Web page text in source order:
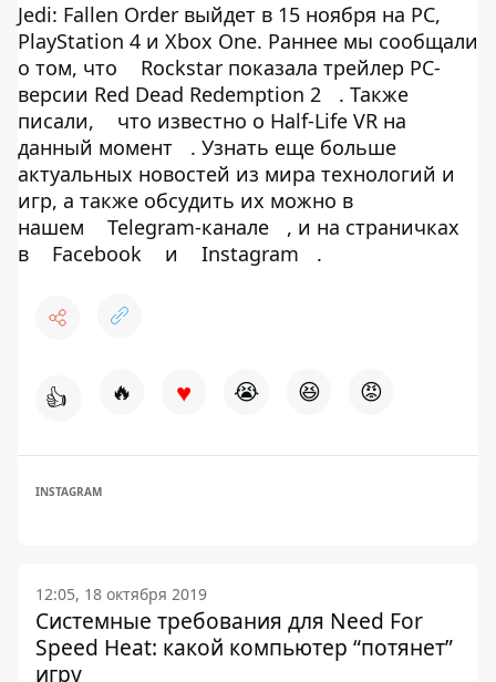
Jedi: Fallen Order выйдет в 15 ноября на PC,
PlayStation 4 и Xbox One. Раннее мы сообщали
о том, что
Rockstar показала трейлер PC-
версии Red Dead Redemption 2
. Также
писали,
что известно о Half-Life VR на
данный момент
. Узнать еще больше
актуальных новостей из мира технологий и
игр, а также обсудить их можно в
нашем
Telegram-канале
, и на страничках
в
Facebook и Instagram .
👍 🔥 ♥ 😭 😆 😡
INSTAGRAM
12:05, 18 октября 2019
Системные требования для Need For
Speed Heat: какой компьютер “потянет”
игру